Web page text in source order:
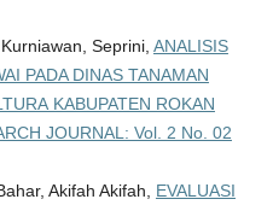
Seprini, ANALISIS
PADA DINAS TANAMAN
KABUPATEN ROKAN
JOURNAL: Vol. 2 No. 02
Akifah Akifah, EVALUASI